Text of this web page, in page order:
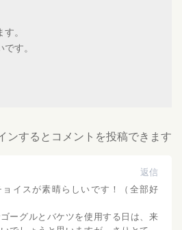
。
す。
ンするとコメントを投稿できます
返信
ョイスが素晴らしいです！（全部好
ーグルとバケツを使用する日は、来